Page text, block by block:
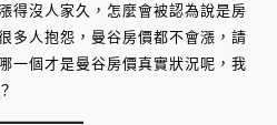
沒人家久，怎麼會被認為說是房
多人抱怨，曼谷房價都不會漲，請
一個才是曼谷房價真實狀況呢，我